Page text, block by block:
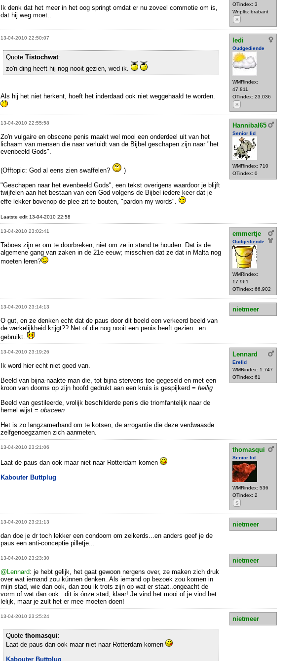
OTindex: 3
Wnplts: brabant
S
Ik denk dat het meer in het oog springt omdat er nu zoveel commotie om is,
dat hij weg moet..
13-04-2010 22:50:07 ledi
Oudgediende
WMRindex:
47.811
OTindex: 23.036
S
Quote Tistochwat:
zo'n ding heeft hij nog nooit gezien, wed ik.
Als hij het niet herkent, hoeft het inderdaad ook niet weggehaald te worden.
13-04-2010 22:55:58 Hannibal65
Senior lid
WMRindex: 710
OTindex: 0
Zo'n vulgaire en obscene penis maakt wel mooi een onderdeel uit van het
lichaam van mensen die naar verluidt van de Bijbel geschapen zijn naar "het
evenbeeld Gods".
(Offtopic: God al eens zien swaffelen?
)
"Geschapen naar het evenbeeld Gods", een tekst overigens waardoor je blijft
twijfelen aan het bestaan van een God volgens de Bijbel iedere keer dat je
effe lekker bovenop de plee zit te bouten, "pardon my words".
Laatste edit 13-04-2010 22:58
13-04-2010 23:02:41 emmertje
Oudgediende
WMRindex:
17.961
OTindex: 66.902
Taboes zijn er om te doorbreken; niet om ze in stand te houden. Dat is de
algemene gang van zaken in de 21e eeuw; misschien dat ze dat in Malta nog
moeten leren?
13-04-2010 23:14:13
nietmeer
O gut, en ze denken echt dat de paus door dit beeld een verkeerd beeld van
de werkelijkheid krijgt?? Net of die nog nooit een penis heeft gezien...en
gebruikt..
13-04-2010 23:19:26 Lennard
Erelid
WMRindex: 1.747
OTindex: 61
Ik word hier echt niet goed van.
Beeld van bijna-naakte man die, tot bijna stervens toe gegeseld en met een
kroon van doorns op zijn hoofd gedrukt aan een kruis is gespijkerd = heilig
Beeld van gestileerde, vrolijk beschilderde penis die triomfantelijk naar de
hemel wijst = obsceen
Het is zo langzamerhand om te kotsen, de arrogantie die deze verdwaasde
zelfgenoegzamen zich aanmeten.
13-04-2010 23:21:06 thomasqui
Senior lid
WMRindex: 536
OTindex: 2
S
Laat de paus dan ook maar niet naar Rotterdam komen
Kabouter Buttplug
13-04-2010 23:21:13
nietmeer
dan doe je dr toch lekker een condoom om zeikerds...en anders geef je de
paus een anti-conceptie pilletje...
13-04-2010 23:23:30
nietmeer
@Lennard: je hebt gelijk, het gaat gewoon nergens over, ze maken zich druk
over wat iemand zou kúnnen denken..Als iemand op bezoek zou komen in
mijn stad, wie dan ook, dan zou ik trots zijn op wat er staat..ongeacht de
vorm of wat dan ook...dit is ónze stad, klaar! Je vind het mooi of je vind het
lelijk, maar je zult het er mee moeten doen!
13-04-2010 23:25:24 nietmeer
Quote thomasqui:
Laat de paus dan ook maar niet naar Rotterdam komen
Kabouter Buttplug